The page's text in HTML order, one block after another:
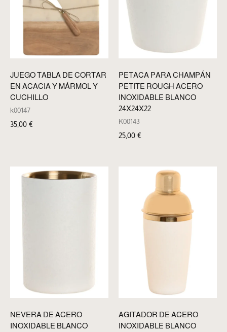
JUEGO TABLA DE CORTAR
EN ACACIA Y MÁRMOL Y
CUCHILLO
k00147
35,00 €
PETACA PARA CHAMPÁN
PETITE ROUGH ACERO
INOXIDABLE BLANCO
24X24X22
K00143
25,00 €
NEVERA DE ACERO
INOXIDABLE BLANCO
AGITADOR DE ACERO
INOXIDABLE BLANCO